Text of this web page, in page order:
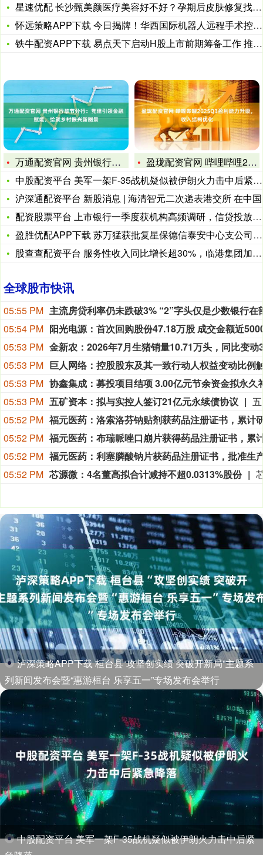
星速优配 长沙甄美颜医疗美容好不好？孕期后皮肤修复找回孕前状
怀远策略APP下载 今日揭牌！华西国际机器人远程手术控制中心
铁牛配资APP下载 易点天下启动H股上市前期筹备工作 推进国
万通配资官网 贵州银行毕节分行：党建引领金融赋能，绘就乡村振
盈珑配资官网 哔哩哔哩2025Q3盈利能力升级，收入结构优化
中股配资平台 美军一架F-35战机疑似被伊朗火力击中后紧急降
沪深通配资平台 新股消息 | 海清智元二次递表港交所 在中国
配资股票平台 上市银行一季度获机构高频调研，信贷投放、净息差
盈胜优配APP下载 苏万猛获批复星保德信泰安中心支公司总经理
股查查配资平台 服务性收入同比增长超30%，临港集团加速转型
全球股市快讯
05:55 PM
05:54 PM
05:53 PM
05:53 PM
05:53 PM
05:53 PM 五矿资本：拟与实控人签订21亿元永续债协议
05:52 PM
05:52 PM
05:52 PM
05:52 PM 芯源微：4名董高拟合计减持不超0.0313%股份
泸深策略APP下载 桓台县“攻坚创实绩 突破开新局”主题系
列新闻发布会暨“惠游桓台 乐享五一”专场发布会举行
中股配资平台 美军一架F-35战机疑似被伊朗火力击中后紧